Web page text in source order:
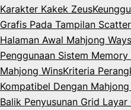
Karakter Kakek Zeus
Grafis Pada Tampilan
Halaman Awal Mahjong
Penggunaan Sistem
Mahjong WinsKriteria
Kompatibel Dengan
Balik Penyusunan Grid